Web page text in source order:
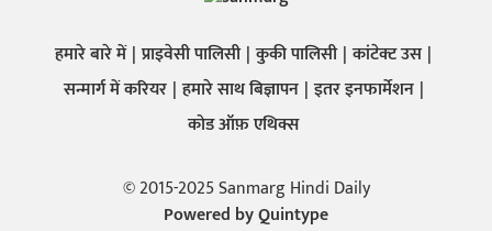
हमारे बारे में प्राइवेसी पालिसी कुकी पालिसी कांटेक्ट उस
सन्मार्ग में करियर हमारे साथ बिज्ञापन इतर इनफार्मेशन
कोड ऑफ़ एथिक्स
© 2015-2025 Sanmarg Hindi Daily
Powered byQuintype